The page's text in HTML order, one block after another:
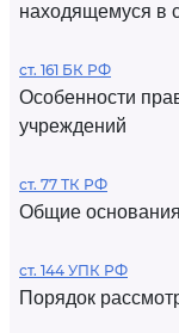
находящемуся в
ст. 161 БК РФ
Особенности
учреждений
ст. 77 ТК РФ
Общие
ст. 144 УПК РФ
Порядок